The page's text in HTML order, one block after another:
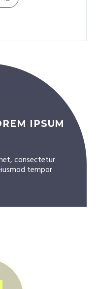
IPSUM
consectetur
tempor